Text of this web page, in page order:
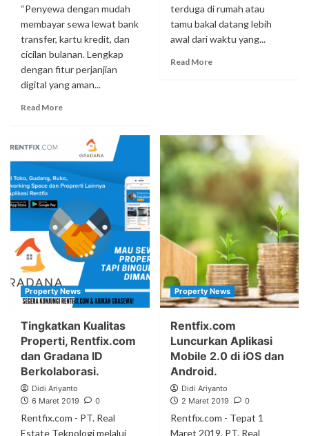
“Penyewa dengan mudah
membayar sewa lewat bank
transfer, kartu kredit, dan
cicilan bulanan. Lengkap
dengan fitur perjanjian
digital yang aman...
Read More
terduga di rumah atau
tamu bakal datang lebih
awal dari waktu yang...
Read More
Property News
Tingkatkan Kualitas
Properti, Rentfix.com
dan Gradana ID
Berkolaborasi.
Didi Ariyanto
6 Maret 2019
0
Rentfix.com - PT. Real
Estate Teknologi melalui
Property News
Rentfix.com
Luncurkan Aplikasi
Mobile 2.0 di iOS dan
Android.
Didi Ariyanto
2 Maret 2019
0
Rentfix.com - Tepat 1
Maret 2019, PT. Real